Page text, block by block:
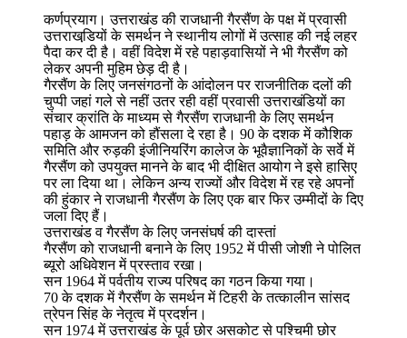
कर्णप्रयाग। उत्तराखंड की राजधानी गैरसैंण के पक्ष में प्रवासी
उत्तराखडि़यों के समर्थन ने स्थानीय लोगों में उत्साह की नई लहर
पैदा कर दी है। वहीं विदेश में रहे पहाड़वासियों ने भी गैरसैंण को
लेकर अपनी मुहिम छेड़ दी है।
गैरसैंण के लिए जनसंगठनों के आंदोलन पर राजनीतिक दलों की
चुप्पी जहां गले से नहीं उतर रही वहीं प्रवासी उत्तराखंडियों का
संचार क्रांति के माध्यम से गैरसैंण राजधानी के लिए समर्थन
पहाड़ के आमजन को हौंसला दे रहा है। 90 के दशक में कौशिक
समिति और रुड़की इंजीनियरिंग कालेज के भूवैज्ञानिकों के सर्वे में
गैरसैंण को उपयुक्त मानने के बाद भी दीक्षित आयोग ने इसे हासिए
पर ला दिया था। लेकिन अन्य राज्यों और विदेश में रह रहे अपनों
की हुंकार ने राजधानी गैरसैंण के लिए एक बार फिर उम्मीदों के दिए
जला दिए हैं।
उत्तराखंड व गैरसैंण के लिए जनसंघर्ष की दास्तां
गैरसैंण को राजधानी बनाने के लिए 1952 में पीसी जोशी ने पोलित
ब्यूरो अधिवेशन में प्रस्ताव रखा।
सन 1964 में पर्वतीय राज्य परिषद का गठन किया गया।
70 के दशक में गैरसैंण के समर्थन में टिहरी के तत्कालीन सांसद
त्रेपन सिंह के नेतृत्व में प्रदर्शन।
सन 1974 में उत्तराखंड के पूर्व छोर असकोट से पश्चिमी छोर